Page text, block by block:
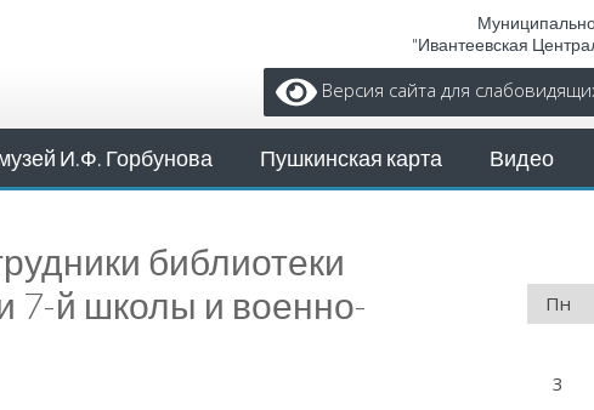
"Ивантеевская
Версия сайта для
И.Ф. Горбунова Пушкинская карта Видео
библиотеки
7-й школы и военно-
Пн
3